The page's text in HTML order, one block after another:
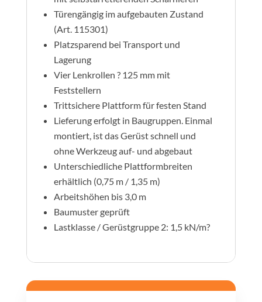
Türengängig im aufgebauten Zustand
(Art. 115301)
Platzsparend bei Transport und
Lagerung
Vier Lenkrollen ? 125 mm mit
Feststellern
Trittsichere Plattform für festen Stand
Lieferung erfolgt in Baugruppen. Einmal
montiert, ist das Gerüst schnell und
ohne Werkzeug auf- und abgebaut
Unterschiedliche Plattformbreiten
erhältlich (0,75 m / 1,35 m)
Arbeitshöhen bis 3,0 m
Baumuster geprüft
Lastklasse / Gerüstgruppe 2: 1,5 kN/m?